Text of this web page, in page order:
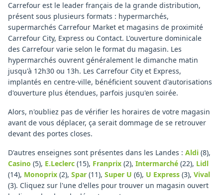
Carrefour est le leader français de la grande distribution,
présent sous plusieurs formats : hypermarchés,
supermarchés Carrefour Market et magasins de proximité
Carrefour City, Express ou Contact. L'ouverture dominicale
des Carrefour varie selon le format du magasin. Les
hypermarchés ouvrent généralement le dimanche matin
jusqu'à 12h30 ou 13h. Les Carrefour City et Express,
implantés en centre-ville, bénéficient souvent d'autorisations
d'ouverture plus étendues, parfois jusqu'en soirée.
Alors, n'oubliez pas de vérifier les horaires de votre magasin
avant de vous déplacer, ça serait dommage de se retrouver
devant des portes closes.
D'autres enseignes sont présentes dans les Landes : Aldi (8),
Casino (5), E.Leclerc (15), Franprix (2), Intermarché (22), Lidl
(14), Monoprix (2), Spar (11), Super U (6), U Express (3), Vival
(3). Cliquez sur l'une d'elles pour trouver un magasin ouvert